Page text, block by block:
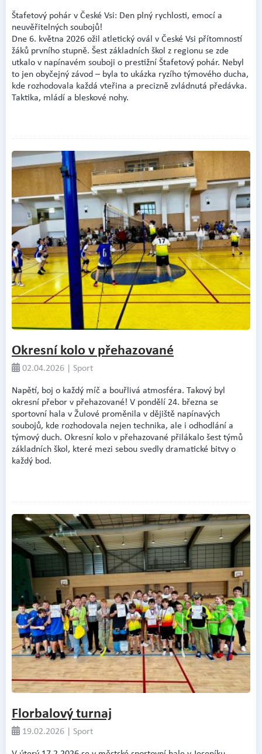
Štafetový pohár v České Vsi: Den plný rychlosti, emocí a
neuvěřitelných soubojů!
Dne 6. května 2026 ožil atletický ovál v České Vsi přítomností
žáků prvního stupně. Šest základních škol z regionu se zde
utkalo v napínavém souboji o prestižní Štafetový pohár. Nebyl
to jen obyčejný závod – byla to ukázka ryzího týmového ducha,
kde rozhodovala každá vteřina a precizně zvládnutá předávka.
Taktika, mládí a bleskové nohy.
Okresní kolo v přehazované
02.04.2026 | Sport
Napětí, boj o každý míč a bouřlivá atmosféra. Takový byl
okresní přebor v přehazované! V pondělí 24. března se
sportovní hala v Žulové proměnila v dějiště napínavých
soubojů, kde rozhodovala nejen technika, ale i odhodlání a
týmový duch. Okresní kolo v přehazované přilákalo šest týmů
základních škol, které mezi sebou svedly dramatické bitvy o
každý bod.
Florbalový turnaj
19.02.2026 | Sport